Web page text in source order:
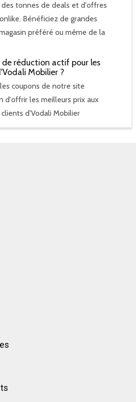
tonnes de deals et d'offres
Bénéficiez de grandes
préféré ou même de la
réduction actif pour les
Mobilier ?
coupons de notre site
d'offrir les meilleurs prix aux
d'Vodali Mobilier